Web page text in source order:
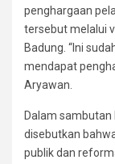
penghargaan
tersebut melalui
Badung. “Ini
mendapat
Aryawan.
Dalam sambutan
disebutkan
publik dan